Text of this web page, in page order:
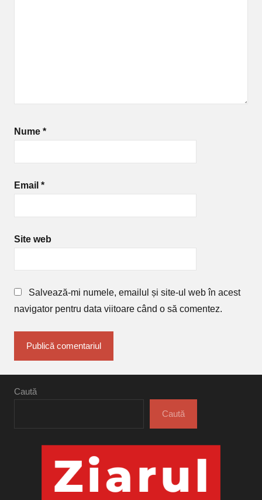
Nume *
Email *
Site web
Salvează-mi numele, emailul și site-ul web în acest
navigator pentru data viitoare când o să comentez.
Caută
Caută